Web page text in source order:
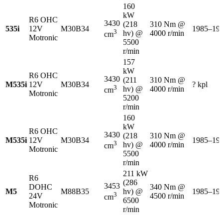
535i
R6 OHC
12V
Motronic
M30B34
3430
cm3
160
kW
(218
hv) @
5500
r/min
310 Nm @
4000 r/min
M535i
R6 OHC
12V
Motronic
M30B34
3430
cm3
157
kW
(211
hv) @
5200
r/min
310 Nm @
4000 r/min
? kpl
M535i
R6 OHC
12V
Motronic
M30B34
3430
cm3
160
kW
(218
hv) @
5500
r/min
310 Nm @
4000 r/min
M5
R6
DOHC
24V
Motronic
M88B35
3453
cm3
211 kW
(286
hv) @
6500
r/min
340 Nm @
4500 r/min